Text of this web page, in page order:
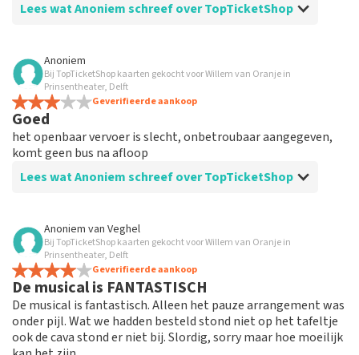
geplaatst.
Lees wat Anoniem schreef over TopTicketShop
Beoordeling van Anoniem over
Top
Goed geregeld . Kaartjes online ontvangen en werkte
goed allemaal.
Anoniem
Bij TopTicketShop kaarten gekocht voor Willem van Oranje in
Prinsentheater, Delft
Geverifieerde aankoop
Goed
het openbaar vervoer is slecht, onbetroubaar aangegeven,
komt geen bus na afloop
Lees wat Anoniem schreef over TopTicketShop
Beoordeling van Anoniem over
zeer slecht, een ticket van 109,95 wordt
verkocht voor 145,00
Een ticket gekocht voor € 145,00, op de ticket stond €
109,95
Reactie van TopTicketShop
Anoniem van Veghel
Bij TopTicketShop kaarten gekocht voor Willem van Oranje in
Prinsentheater, Delft
Geverifieerde aankoop
De musical is FANTASTISCH
De musical is fantastisch. Alleen het pauze arrangement was
onder pijl. Wat we hadden besteld stond niet op het tafeltje
ook de cava stond er niet bij. Slordig, sorry maar hoe moeilijk